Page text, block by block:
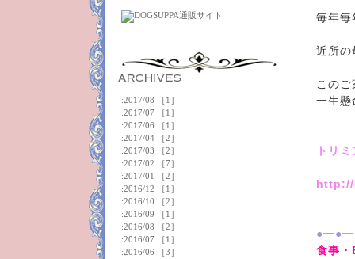
毎年毎
近所の
この
一生懸
トリ
食事
:2017/08 ［1］
:2017/07 ［1］
:2017/06 ［1］
:2017/04［2］
:2017/03 ［2］
:2017/02 ［7］
:2017/01
［2］
:2016/12 ［1］
:2016/10 ［2］
:2016/09 ［1］
:2016/08 ［2］
:2016/07 ［1］
:2016/06 ［3］